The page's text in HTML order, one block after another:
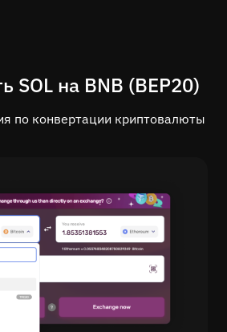
SOL на BNB (BEP20)
по конвертации криптовалюты